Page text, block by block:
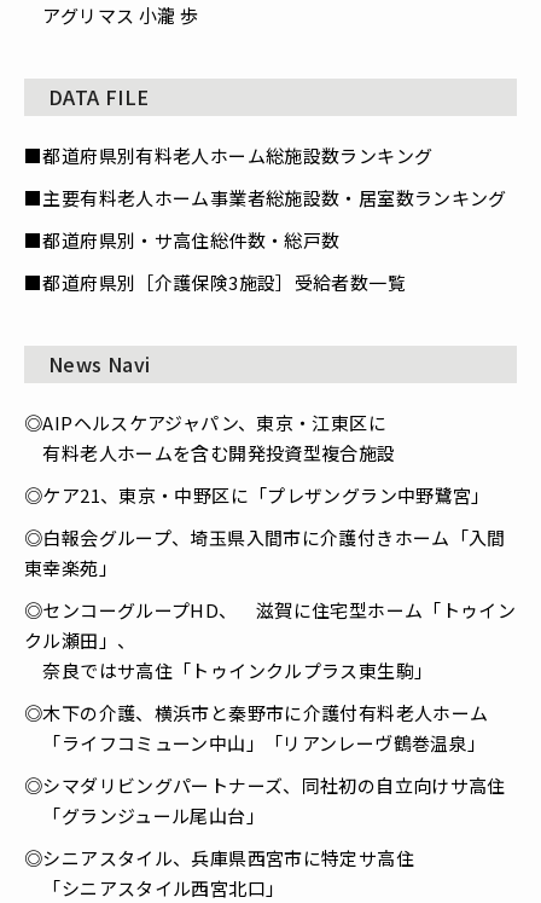
アグリマス 小瀧 歩
DATA FILE
■都道府県別有料老人ホーム総施設数ランキング
■主要有料老人ホーム事業者総施設数・居室数ランキング
■都道府県別・サ高住総件数・総戸数
■都道府県別［介護保険3施設］受給者数一覧
News Navi
◎AIPヘルスケアジャパン、東京・江東区に
有料老人ホームを含む開発投資型複合施設
◎ケア21、東京・中野区に「プレザングラン中野鷺宮」
◎白報会グループ、埼玉県入間市に介護付きホーム「入間
東幸楽苑」
◎センコーグループHD、 滋賀に住宅型ホーム「トゥイン
クル瀬田」、
奈良ではサ高住「トゥインクルプラス東生駒」
◎木下の介護、横浜市と秦野市に介護付有料老人ホーム
「ライフコミューン中山」「リアンレーヴ鶴巻温泉」
◎シマダリビングパートナーズ、同社初の自立向けサ高住
「グランジュール尾山台」
◎シニアスタイル、兵庫県西宮市に特定サ高住
「シニアスタイル西宮北口」